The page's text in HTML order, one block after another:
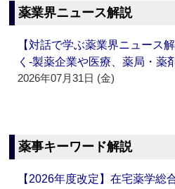
薬業界ニュース解説
【対話で学ぶ薬業界ニュース
く‐製薬企業や医療、薬局・薬
2026年07月31日 (金)
薬事キーワード解説
【2026年度改定】在宅薬学総